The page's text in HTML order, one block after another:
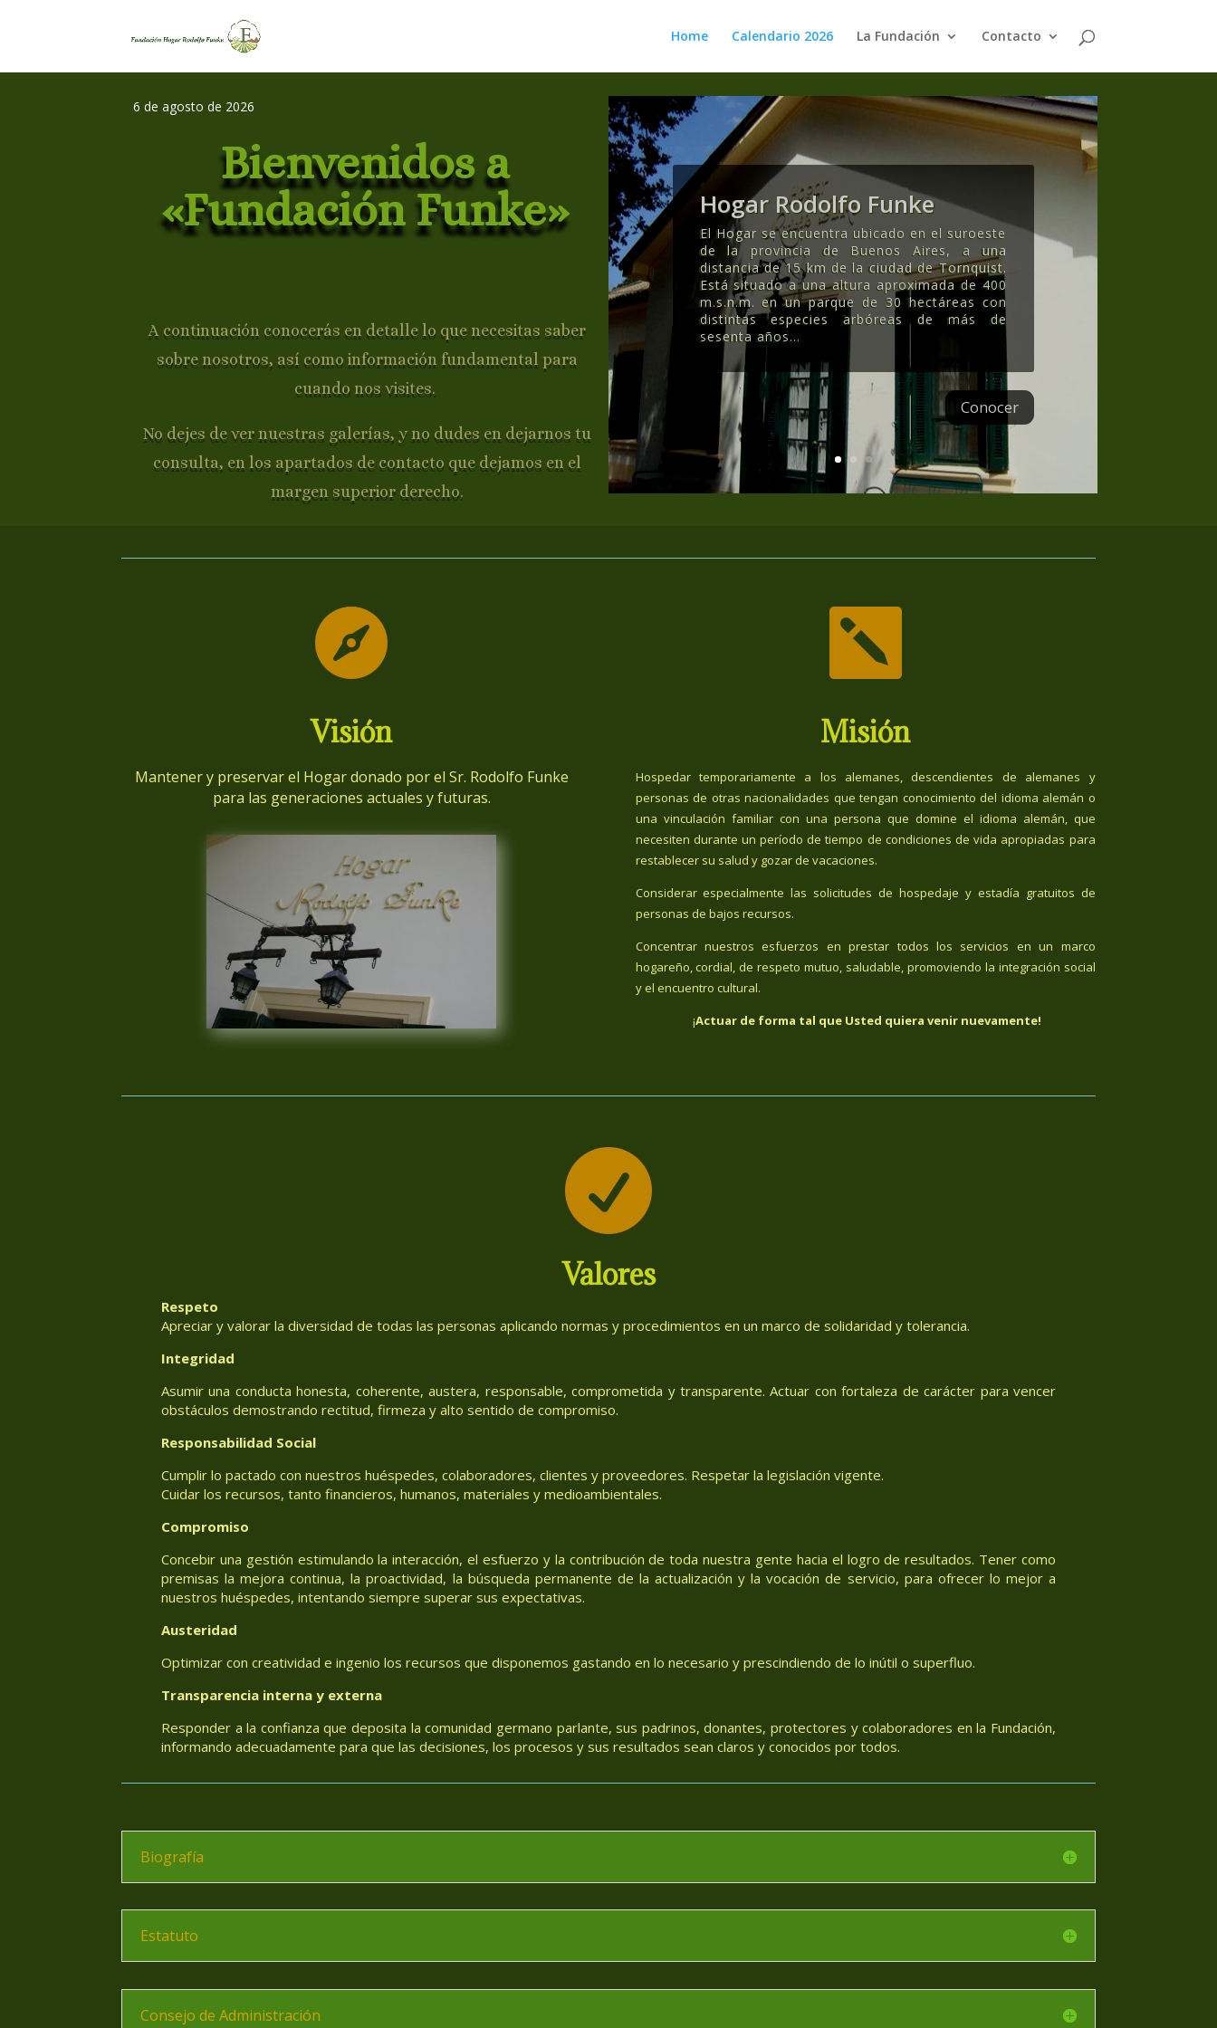
Home Calendario 2026 La Fundación Contacto
6 de agosto de 2026
Bienvenidos a
«Fundación Funke»
A continuación conocerás en detalle lo que necesitas saber
sobre nosotros, así como información fundamental para
cuando nos visites.
No dejes de ver nuestras galerías, y no dudes en dejarnos tu
consulta, en los apartados de contacto que dejamos en el
margen superior derecho.
Hogar Rodolfo Funke
El Hogar se encuentra ubicado en el suroeste
de la provincia de Buenos Aires, a una
distancia de 15 km de la ciudad de Tornquist.
Está situado a una altura aproximada de 400
m.s.n.m. en un parque de 30 hectáreas con
distintas especies arbóreas de más de
sesenta años...
Conocer

Visión
Mantener y preservar el Hogar donado por el Sr. Rodolfo Funke
para las generaciones actuales y futuras.

Misión
Hospedar temporariamente a los alemanes, descendientes de alemanes y
personas de otras nacionalidades que tengan conocimiento del idioma alemán o
una vinculación familiar con una persona que domine el idioma alemán, que
necesiten durante un período de tiempo de condiciones de vida apropiadas para
restablecer su salud y gozar de vacaciones.
Considerar especialmente las solicitudes de hospedaje y estadía gratuitos de
personas de bajos recursos.
Concentrar nuestros esfuerzos en prestar todos los servicios en un marco
hogareño, cordial, de respeto mutuo, saludable, promoviendo la integración social
y el encuentro cultural.
¡Actuar de forma tal que Usted quiera venir nuevamente!

Valores
Respeto
Apreciar y valorar la diversidad de todas las personas aplicando normas y procedimientos en un marco de solidaridad y tolerancia.
Integridad
Asumir una conducta honesta, coherente, austera, responsable, comprometida y transparente. Actuar con fortaleza de carácter para vencer
obstáculos demostrando rectitud, firmeza y alto sentido de compromiso.
Responsabilidad Social
Cumplir lo pactado con nuestros huéspedes, colaboradores, clientes y proveedores. Respetar la legislación vigente.
Cuidar los recursos, tanto financieros, humanos, materiales y medioambientales.
Compromiso
Concebir una gestión estimulando la interacción, el esfuerzo y la contribución de toda nuestra gente hacia el logro de resultados. Tener como
premisas la mejora continua, la proactividad, la búsqueda permanente de la actualización y la vocación de servicio, para ofrecer lo mejor a
nuestros huéspedes, intentando siempre superar sus expectativas.
Austeridad
Optimizar con creatividad e ingenio los recursos que disponemos gastando en lo necesario y prescindiendo de lo inútil o superfluo.
Transparencia interna y externa
Responder a la confianza que deposita la comunidad germano parlante, sus padrinos, donantes, protectores y colaboradores en la Fundación,
informando adecuadamente para que las decisiones, los procesos y sus resultados sean claros y conocidos por todos.
Biografía
Estatuto
Consejo de Administración